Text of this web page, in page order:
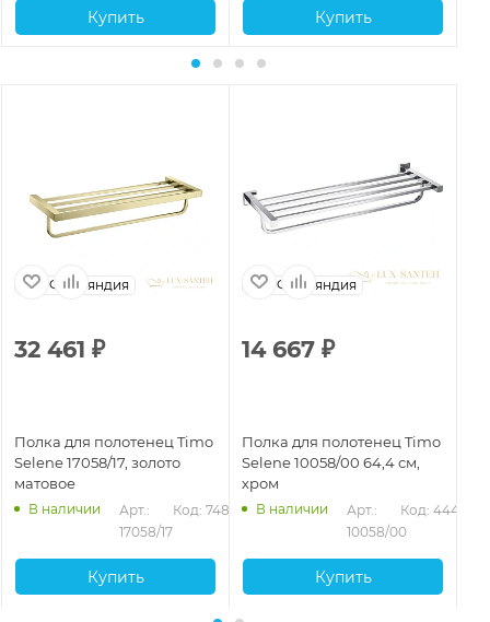
Купить Купить
Финляндия
32 461 ₽
Полка для полотенец Timo
Selene 17058/17, золото
матовое
В наличии
Арт.:
17058/17
Код: 74882
Купить
Финляндия
14 667 ₽
Полка для полотенец Timo
Selene 10058/00 64,4 см,
хром
В наличии
Арт.:
10058/00
Код: 44470
Купить